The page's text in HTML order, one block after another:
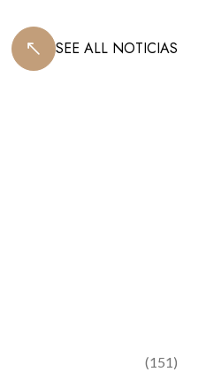
SEE ALL NOTICIAS
(151)